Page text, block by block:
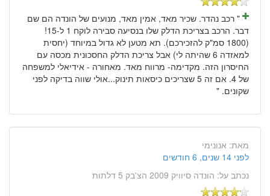
" רכב נהדר. שכיר מאד, אמין מאד, מנועים של הונדה הם שם
דבר. הרכב בצריכת הדלק שלו בנסיעה סבירה לוקח 1 ל-15!
(1800 סמ"ק להזכירכם). תא מטען לא גדול במיוחד (יחסית
למאזדה 6 שהיתה לי) אבל צריכת הדלק החסכונית מכסה עם
החיסרון הזה. מקדימה- מרווח מאד. מאחורה - אידיאלי למשפחה
של 4. אם זה 5 שצריכים כיסאות תינוק...אולי שווה בדיקה לפני
שקונים. "
מאת: אנונימי
לפני 14 שנים, 6 חודשים
נכתב על: הונדה סיוויק 2009 הצ'בק 5 דלתות